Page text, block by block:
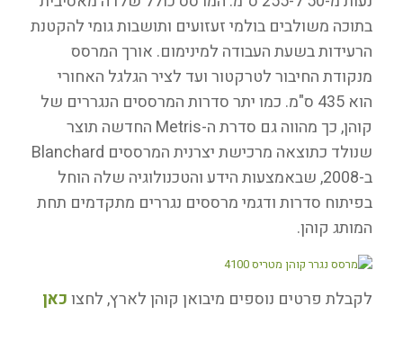
בתוכה משולבים בולמי זעזועים ותושבות גומי להקטנת
הרעידות בשעת העבודה למינימום. אורך המרסס
מנקודת החיבור לטרקטור ועד לציר הגלגל האחורי
הוא 435 ס"מ. כמו יתר סדרות המרססים הנגררים של
קוהן, כך מהווה גם סדרת ה-Metris החדשה תוצר
שנולד כתוצאה מרכישת יצרנית המרססים Blanchard
ב-2008, שבאמצעות הידע והטכנולוגיה שלה הוחל
בפיתוח סדרות ודגמי מרססים נגררים מתקדמים תחת
המותג קוהן.
לקבלת פרטים נוספים מיבואן קוהן לארץ, לחצוכאן